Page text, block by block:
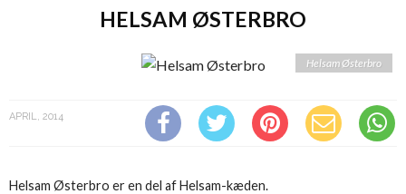
HELSAM ØSTERBRO
Helsam Østerbro
APRIL, 2014
Helsam Østerbro er en del af Helsam-kæden.